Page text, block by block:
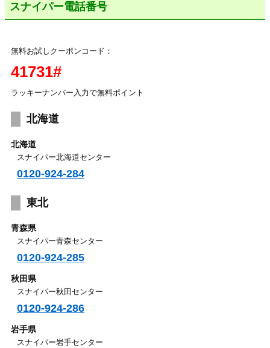
スナイパー電話番号
無料お試しクーポンコード：
41731#
ラッキーナンバー入力で無料ポイント
北海道
北海道
スナイパー北海道センター
0120-924-284
東北
青森県
スナイパー青森センター
0120-924-285
秋田県
スナイパー秋田センター
0120-924-286
岩手県
スナイパー岩手センター